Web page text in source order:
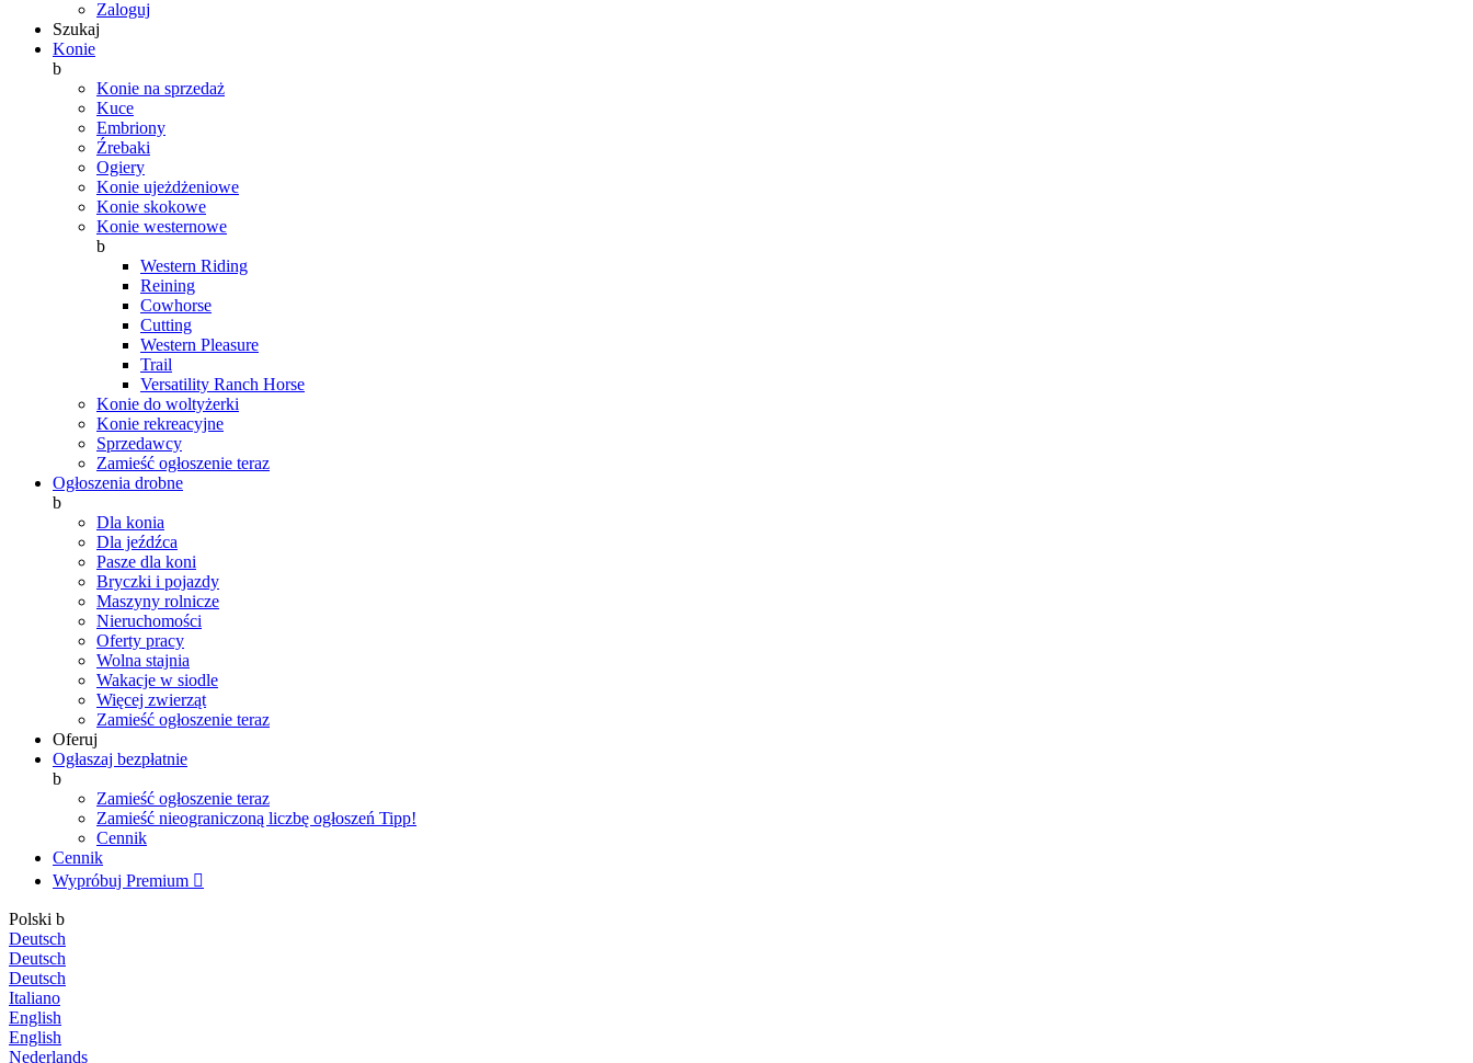
Zaloguj
Szukaj
Konie
b
Konie na sprzedaż
Kuce
Embriony
Źrebaki
Ogiery
Konie ujeżdżeniowe
Konie skokowe
Konie westernowe
b
Western Riding
Reining
Cowhorse
Cutting
Western Pleasure
Trail
Versatility Ranch Horse
Konie do woltyżerki
Konie rekreacyjne
Sprzedawcy
Zamieść ogłoszenie teraz
Ogłoszenia drobne
b
Dla konia
Dla jeźdźca
Pasze dla koni
Bryczki i pojazdy
Maszyny rolnicze
Nieruchomości
Oferty pracy
Wolna stajnia
Wakacje w siodle
Więcej zwierząt
Zamieść ogłoszenie teraz
Oferuj
Ogłaszaj bezpłatnie
b
Zamieść ogłoszenie teraz
Zamieść nieograniczoną liczbę ogłoszeń Tipp!
Cennik
Cennik
Wypróbuj Premium 
Polski b
Deutsch
Deutsch
Deutsch
Italiano
English
English
Nederlands